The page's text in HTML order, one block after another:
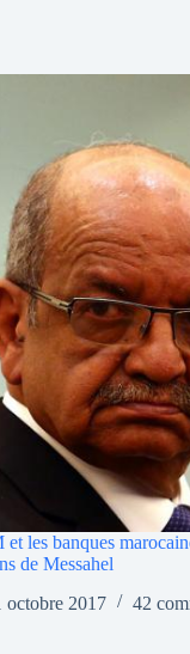
les banques
de Messahel
octobre 2017
42